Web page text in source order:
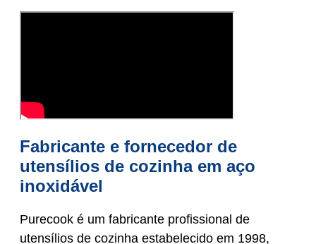
Fabricante e fornecedor de
utensílios de cozinha em aço
inoxidável
Purecook é um fabricante profissional de
utensílios de cozinha estabelecido em 1998,